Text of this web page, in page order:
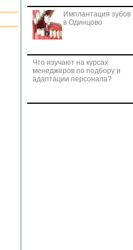
Имплантация зубов
в Одинцово
Что изучают на курсах
менеджеров по подбору и
адаптации персонала?